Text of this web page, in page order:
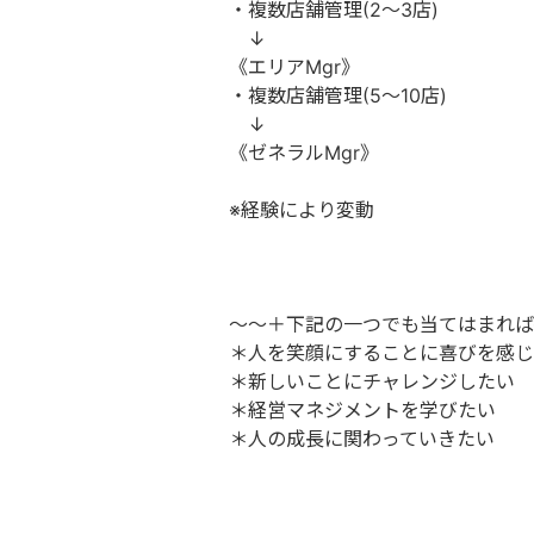
・複数店舗管理(2～3店)
↓
《エリアMgr》
・複数店舗管理(5～10店)
↓
《ゼネラルMgr》
※経験により変動
～～＋下記の一つでも当てはまれ
＊人を笑顔にすることに喜びを感
＊新しいことにチャレンジしたい
＊経営マネジメントを学びたい
＊人の成長に関わっていきたい